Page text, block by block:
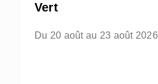
Vert
Du 20 août au 23 août 2026